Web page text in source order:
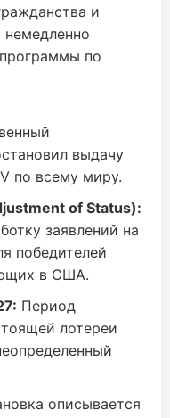
и
по
выдачу
по всему миру.
of Status):
заявлений на
победителей
в США.
Период
лотереи
описывается